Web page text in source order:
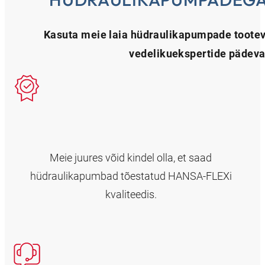
Kasuta meie laia hüdraulikapumpade
vedelikuekspertide
Meie juures võid kindel olla, et saad
hüdraulikapumbad tõestatud HANSA-FLEXi
kvaliteedis.